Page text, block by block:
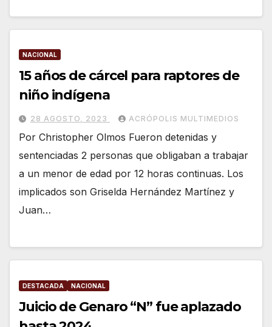
NACIONAL
15 años de cárcel para raptores de
niño indígena
28 AGOSTO, 2023 ACRÓPOLIS MULTIMEDIOS
Por Christopher Olmos Fueron detenidas y
sentenciadas 2 personas que obligaban a trabajar
a un menor de edad por 12 horas continuas. Los
implicados son Griselda Hernández Martínez y
Juan…
DESTACADA NACIONAL
Juicio de Genaro “N” fue aplazado